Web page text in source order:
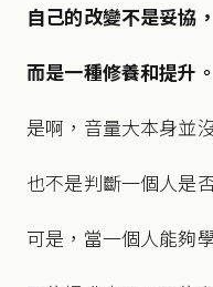
自己的改變不是妥協，
而是一種修養和提升。
是啊，音量大本身並
也不是判斷一個人是
可是，當一個人能夠